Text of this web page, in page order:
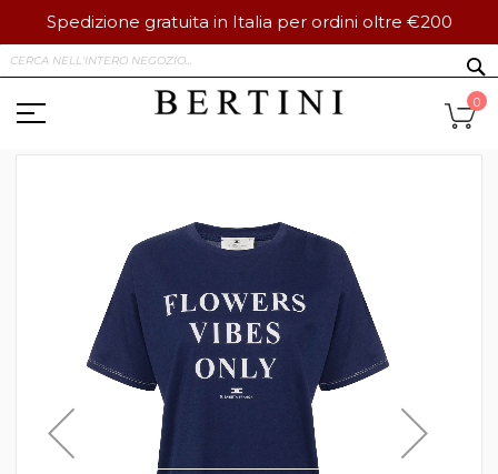
Spedizione gratuita in Italia per ordini oltre €200
al
contenuto
0